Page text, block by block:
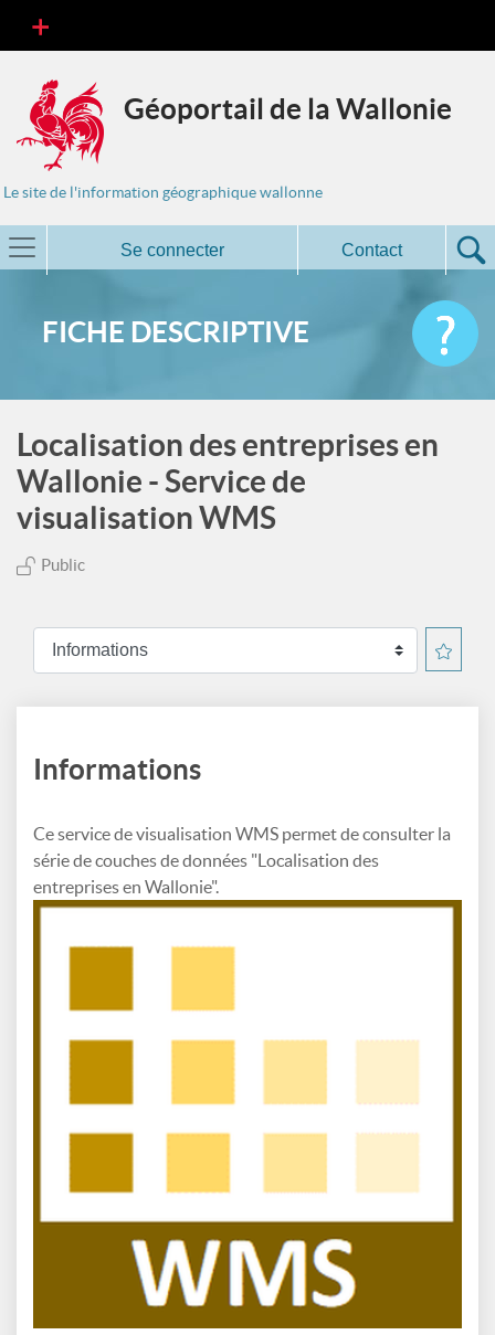
Géoportail de la Wallonie
Le site de l'information géographique wallonne
Se connecter Contact
FICHE DESCRIPTIVE
Localisation des entreprises en
Wallonie - Service de
visualisation WMS
Public
Informations
Ce service de visualisation WMS permet de consulter la
série de couches de données "Localisation des
entreprises en Wallonie".